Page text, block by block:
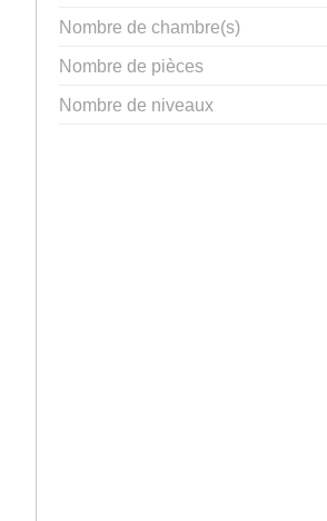
Nombre de chambre(s)
Nombre de pièces
Nombre de niveaux